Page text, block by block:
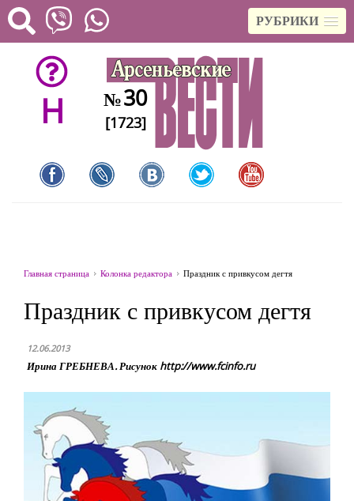
РУБРИКИ
H №30
[1723]
Главная страница Колонка редактора Праздник с привкусом дегтя
Праздник с привкусом дегтя
12.06.2013
Ирина ГРЕБНЕВА. Рисунок http://www.fcinfo.ru